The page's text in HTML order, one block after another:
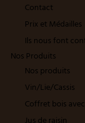
Contact
Prix et Médailles
Ils nous font
Nos Produits
Nos produits
Vin/Lie/Cassis
Coffret bois
Jus de raisin